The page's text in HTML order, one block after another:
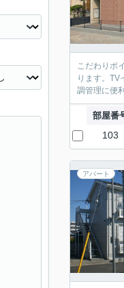
こだわりポ
ります。TV
調管理に便
部屋番
103
アパート